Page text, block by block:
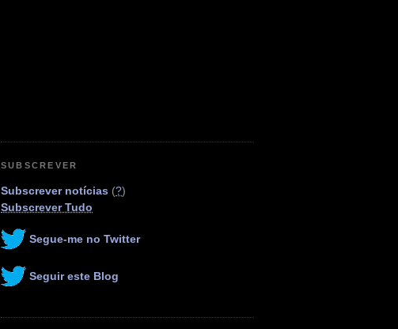
SUBSCREVER
Subscrever notícias (?)
Subscrever Tudo
Segue-me no Twitter
Seguir este Blog